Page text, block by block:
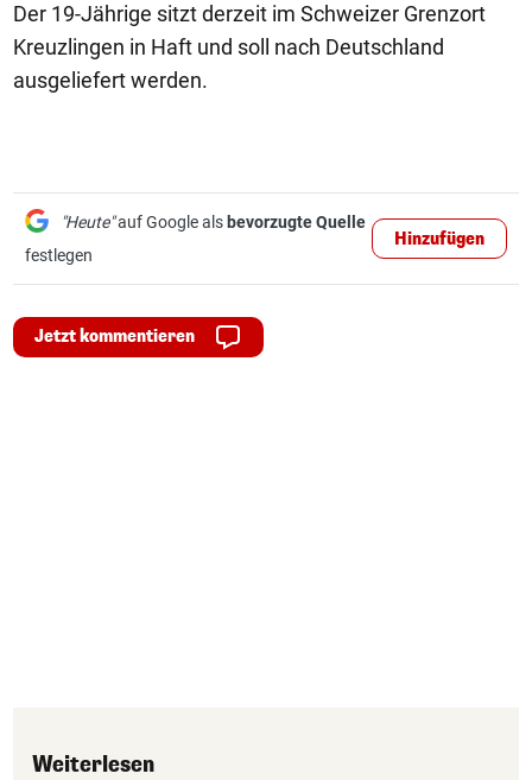
Der 19-Jährige sitzt derzeit im Schweizer Grenzort
Kreuzlingen in Haft und soll nach Deutschland
ausgeliefert werden.
"Heute"auf Google als bevorzugte Quelle
festlegen
Hinzufügen
Jetzt kommentieren
Weiterlesen